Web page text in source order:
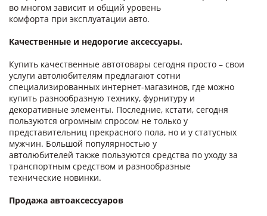
во многом зависит и общий уровень
комфорта при эксплуатации авто.
Качественные и недорогие аксессуары.
Купить качественные автотовары сегодня просто – свои
услуги автолюбителям предлагают сотни
специализированных интернет-магазинов, где можно
купить разнообразную технику, фурнитуру и
декоративные элементы. Последние, кстати, сегодня
пользуются огромным спросом не только у
представительниц прекрасного пола, но и у статусных
мужчин. Большой популярностью у
автолюбителей также пользуются средства по уходу за
транспортным средством и разнообразные
технические новинки.
Продажа автоаксессуаров